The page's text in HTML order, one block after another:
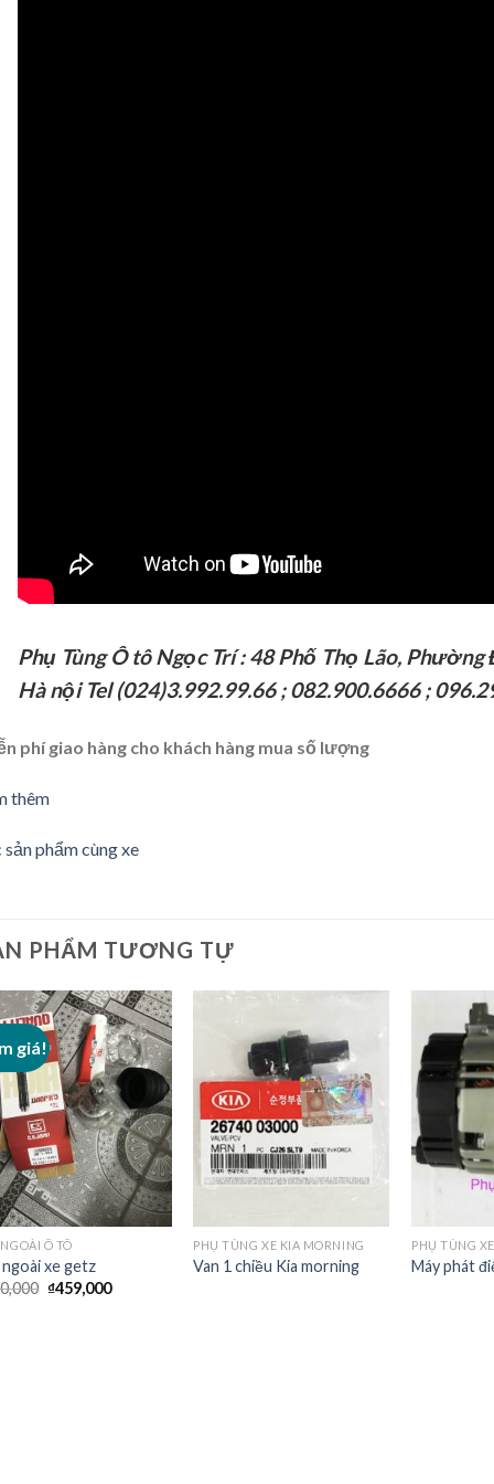
Phụ Tùng Ô tô Ngọc Trí : 48 Phố Thọ Lão,
Hà nội Tel (024)3.992.99.66 ; 082.900.6666 ;
phí giao hàng cho khách hàng mua số lượng
thêm
sản phẩm cùng xe
PHẨM TƯƠNG TỰ
giá!
Add to
Wishlist
Ô TÔ
ngoài xe getz
₫459,000
Add to
Wishlist
PHỤ TÙNG XE KIA MORNING
Van 1 chiều Kia morning
PHỤ TÙNG
Máy phát